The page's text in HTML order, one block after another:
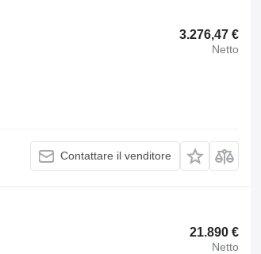
3.276,47 €
Netto
Contattare il venditore
21.890 €
Netto